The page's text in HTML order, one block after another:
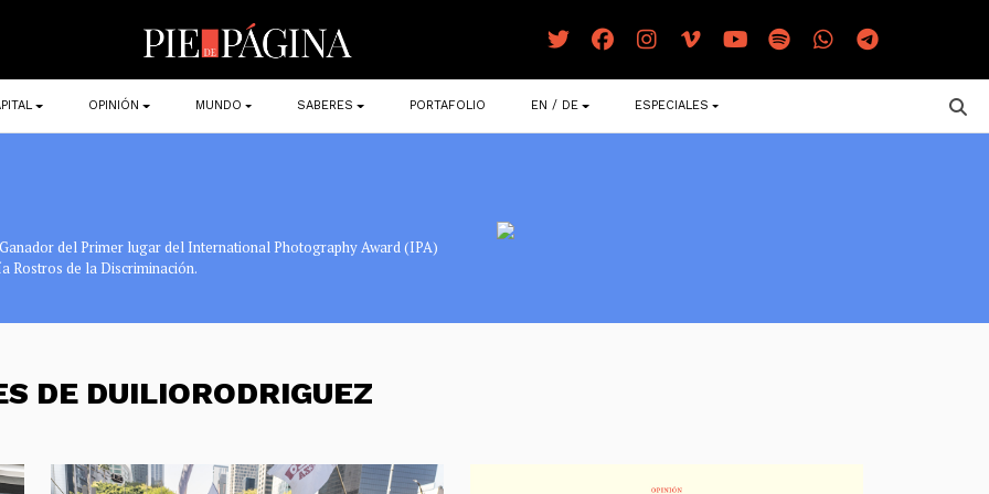
OPINIÓN MUNDO SABERES PORTAFOLIO EN / DE ESPECIALES
del Primer lugar del International Photography Award (IPA)
Rostros de la Discriminación.
DE DUILIORODRIGUEZ